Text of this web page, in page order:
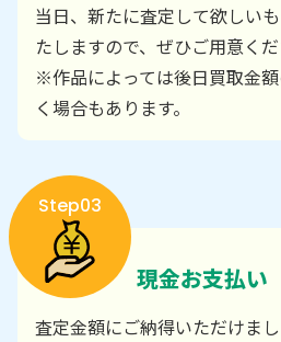
当日、新たに査定して欲しい
たしますので、ぜひご用意くだ
※作品によっては後日買取金
く場合もあります。
Step03
現金お支払い
査定金額にご納得いただけま